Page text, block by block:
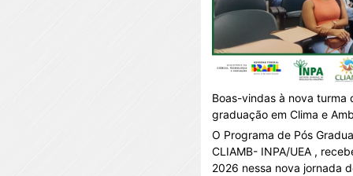
Boas-vindas à nova turma
graduação em Clima e
O Programa de Pós
CLIAMB- INPA/UEA ,
2026 nessa nova jornada